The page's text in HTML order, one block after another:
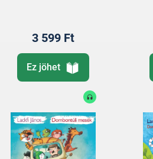
3 599 Ft
Ez jöhet